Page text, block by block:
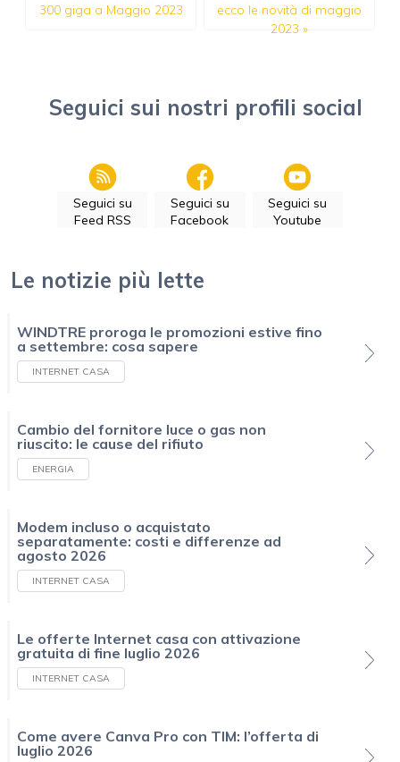
300 giga a Maggio 2023
ecco le novità di maggio
2023 »
Seguici sui nostri profili social
Seguici su
Feed RSS
Seguici su
Facebook
Seguici su
Youtube
Le notizie più lette
WINDTRE proroga le promozioni estive fino
a settembre: cosa sapere
INTERNET CASA
Cambio del fornitore luce o gas non
riuscito: le cause del rifiuto
ENERGIA
Modem incluso o acquistato
separatamente: costi e differenze ad
agosto 2026
INTERNET CASA
Le offerte Internet casa con attivazione
gratuita di fine luglio 2026
INTERNET CASA
Come avere Canva Pro con TIM: l’offerta di
luglio 2026